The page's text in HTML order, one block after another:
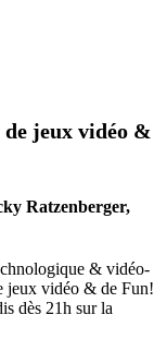
de jeux vidéo &
Ratzenberger,
& vidéo-
jeux vidéo & de Fun!
dès 21h sur la